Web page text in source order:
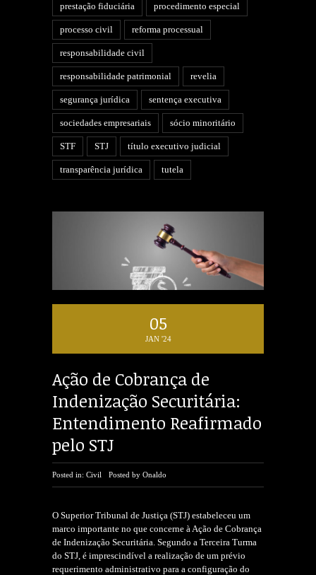
prestação fiduciária procedimento especial
processo civil reforma processual
responsabilidade civil
responsabilidade patrimonial revelia
segurança jurídica sentença executiva
sociedades empresariais sócio minoritário
STF STJ título executivo judicial
transparência jurídica tutela
05
JAN '24
Ação de Cobrança de
Indenização Securitária:
Entendimento Reafirmado
pelo STJ
Posted in: Civil Posted by Onaldo
O Superior Tribunal de Justiça (STJ) estabeleceu um
marco importante no que concerne à Ação de Cobrança
de Indenização Securitária. Segundo a Terceira Turma
do STJ, é imprescindível a realização de um prévio
requerimento administrativo para a configuração do